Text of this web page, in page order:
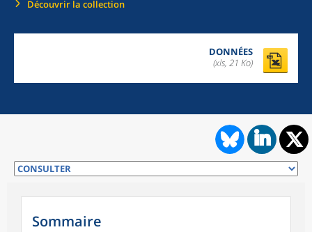
Découvrir la collection
DONNÉES
(xls, 21 Ko)
Sommaire